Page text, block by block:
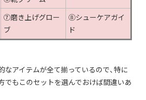
⑦磨き上げグロー
ブ
⑧シューケアガイ
ド
なアイテムが全て揃っているので、特に
でもこのセットを選んでおけば間違いあ